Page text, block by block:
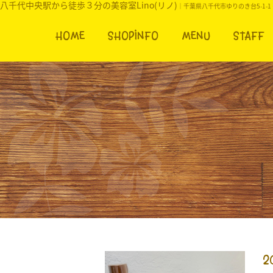
八千代中央駅から徒歩３分の美容室Lino(リノ) ｜千葉県八千代市ゆりのき台5-1-
HOME SHOPINFO MENU STAFF